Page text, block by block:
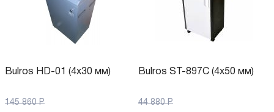
Bulros HD-01 (4х30 мм)
145 860 Р
Bulros ST-897C (4х50 мм)
44 880 Р